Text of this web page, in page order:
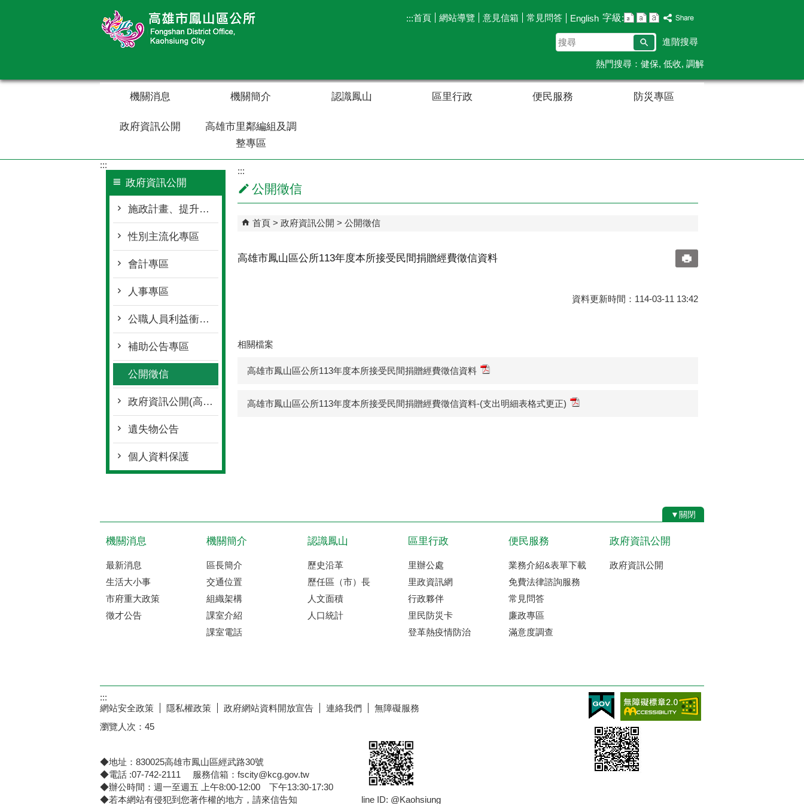
:::首頁 網站導覽 意見信箱 常見問答 English 字級:
搜
尋
進階搜尋
熱門搜尋： 健保 低收 調解
機關消息 機關簡介 認識鳳山 區里行政 便民服務 防災專區
政府資訊公開
高雄市里鄰編組及調
整專區
:::
政府資訊公開
施政計畫、提升服務執行計畫、風險管理及危機處理
性別主流化專區
會計專區
人事專區
公職人員利益衝突迴避身分揭露專區
補助公告專區
公開徵信
政府資訊公開(高雄市政府全球資訊網)
遺失物公告
個人資料保護
:::
公開徵信
首頁 政府資訊公開 公開徵信
高雄市鳳山區公所113年度本所接受民間捐贈經費徵信資料
資料更新時間：114-03-11 13:42
相關檔案
高雄市鳳山區公所113年度本所接受民間捐贈經費徵信資料
高雄市鳳山區公所113年度本所接受民間捐贈經費徵信資料-(支出明細表格式更正)
▼關閉
機關消息
最新消息
生活大小事
市府重大政策
徵才公告
機關簡介
區長簡介
交通位置
組織架構
課室介紹
課室電話
認識鳳山
歷史沿革
歷任區（市）長
人文面積
人口統計
區里行政
里辦公處
里政資訊網
行政夥伴
里民防災卡
登革熱疫情防治
便民服務
業務介紹&表單下載
免費法律諮詢服務
常見問答
廉政專區
滿意度調查
政府資訊公開
政府資訊公開
:::
網站安全政策
隱私權政策 政府網站資料開放宣告 連絡我們
無障礙服務
瀏覽人次： 45
◆地址：830025高雄市鳳山區經武路30號
◆電話 :07-742-2111 服務信箱：fscity@kcg.gov.tw
◆辦公時間：週一至週五 上午8:00-12:00 下午13:30-17:30
◆若本網站有侵犯到您著作權的地方，請來信告知
line ID: @Kaohsiung